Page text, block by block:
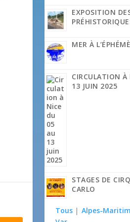
EXPOSITION
MER À
CIRCULATION
13 JUIN 2025
STAGES DE
CARLO
Tous | Alpes-